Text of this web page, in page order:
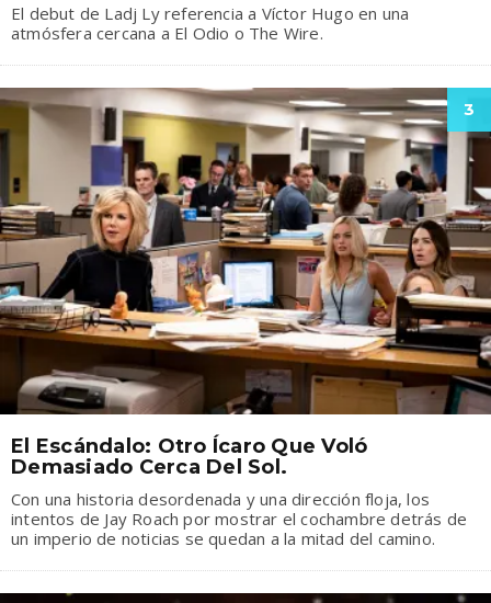
El debut de Ladj Ly referencia a Víctor Hugo en una
atmósfera cercana a El Odio o The Wire.
3
El Escándalo: Otro Ícaro Que Voló
Demasiado Cerca Del Sol.
Con una historia desordenada y una dirección floja, los
intentos de Jay Roach por mostrar el cochambre detrás de
un imperio de noticias se quedan a la mitad del camino.